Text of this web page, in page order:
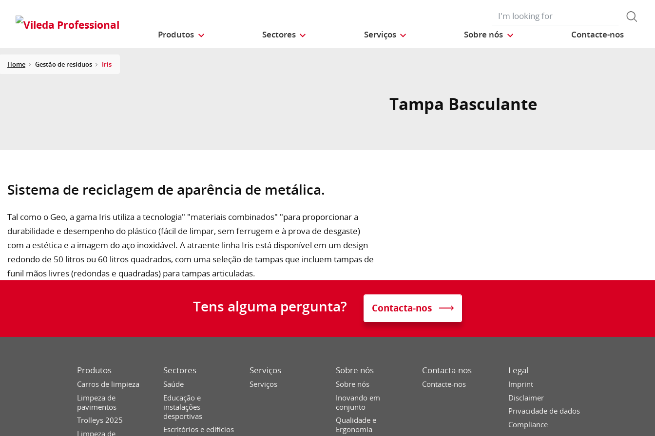
Produtos Sectores Serviços Sobre nós Contacte-nos
Home Gestão de resíduos Iris
Tampa Basculante
Sistema de reciclagem de aparência de metálica.
Tal como o Geo, a gama Iris utiliza a tecnologia" "materiais combinados" "para proporcionar a
durabilidade e desempenho do plástico (fácil de limpar, sem ferrugem e à prova de desgaste)
com a estética e a imagem do aço inoxidável. A atraente linha Iris está disponível em um design
redondo de 50 litros ou 60 litros quadrados, com uma seleção de tampas que incluem tampas de
funil mãos livres (redondas e quadradas) para tampas articuladas.
Tens alguma pergunta? Contacta-nos
Produtos
Carros de limpieza
Limpeza de
pavimentos
Trolleys 2025
Limpeza de
Sectores
Saúde
Educação e
instalações
desportivas
Escritórios e edifícios
Serviços
Serviços
Sobre nós
Sobre nós
Inovando em
conjunto
Qualidade e
Ergonomia
Contacta-nos
Contacte-nos
Legal
Imprint
Disclaimer
Privacidade de dados
Compliance